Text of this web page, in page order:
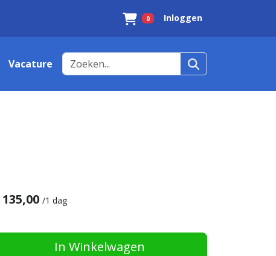
Winkelwagen
0 Inloggen
Vacature
135,00 /1 dag
In Winkelwagen